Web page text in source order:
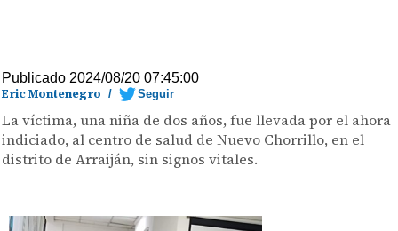
Publicado 2024/08/20 07:45:00
Eric Montenegro / Seguir
La víctima, una niña de dos años, fue llevada por el ahora
indiciado, al centro de salud de Nuevo Chorrillo, en el
distrito de Arraiján, sin signos vitales.